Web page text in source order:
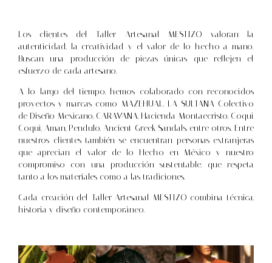
Los clientes del Taller Artesanal MESTIZO valoran la
autenticidad, la creatividad y el valor de lo hecho a mano.
Buscan una producción de piezas únicas que reflejen el
esfuerzo de cada artesano.
A lo largo del tiempo, hemos colaborado con reconocidos
proyectos y marcas como MAZEHUAL, LA SULTANA Colectivo
de Diseño Mexicano, CARAVANA, Hacienda Montaecristo, Coqui
Coqui, Aman, Pendulo, Ancient Greek Sandals, entre otros. Entre
nuestros clientes también se encuentran personas extranjeras
que aprecian el valor de lo Hecho en México y nuestro
compromiso con una producción sustentable, que respeta
tanto a los materiales como a las tradiciones.
Cada creación del Taller Artesanal MESTIZO combina técnica,
historia y diseño contemporáneo.